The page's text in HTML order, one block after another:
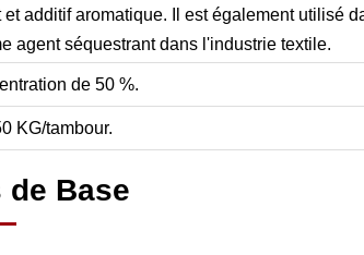
additif aromatique. Il est également utilisé
agent séquestrant dans l'industrie textile.
de 50 %.
KG/tambour.
de Base